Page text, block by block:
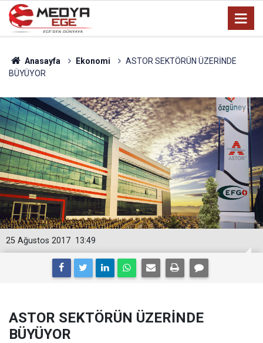
Anasayfa Ekonomi
ASTOR SEKTÖRÜN ÜZERİNDE
BÜYÜYOR
13:49
25 Ağustos 2017
ASTOR SEKTÖRÜN ÜZERİNDE
BÜYÜYOR